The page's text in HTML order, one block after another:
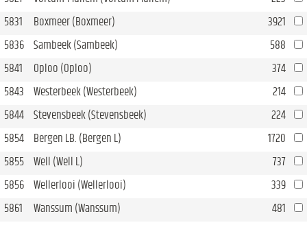
5831
Boxmeer (Boxmeer)
3921
5836
Sambeek (Sambeek)
588
5841
Oploo (Oploo)
374
5843
Westerbeek (Westerbeek)
214
5844
Stevensbeek (Stevensbeek)
224
5854
Bergen LB. (Bergen L)
1720
5855
Well (Well L)
737
5856
Wellerlooi (Wellerlooi)
339
5861
Wanssum (Wanssum)
481